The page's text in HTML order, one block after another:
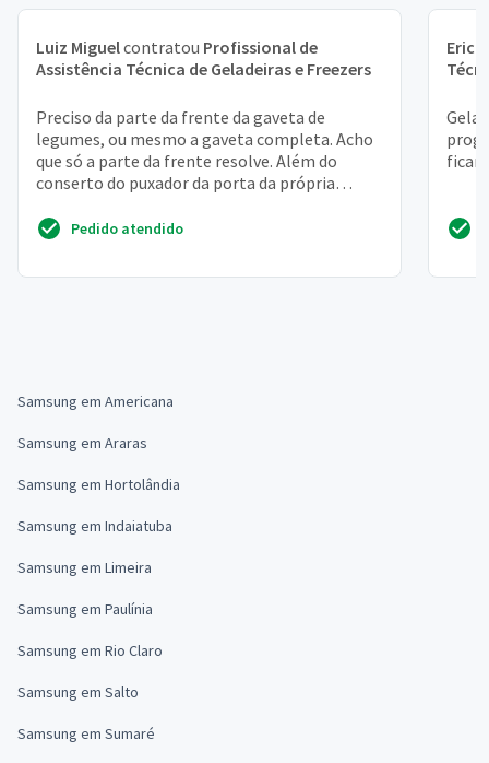
Luiz Miguelcontratou Profissional de
Assistência Técnica de Geladeiras e Freezers
Preciso da parte da frente da gaveta de
legumes, ou mesmo a gaveta completa. Acho
que só a parte da frente resolve. Além do
conserto do puxador da porta da própria
Pedido atendido
Erick
Samsung em Americana
Samsung em Araras
Samsung em Hortolândia
Samsung em Indaiatuba
Samsung em Limeira
Samsung em Paulínia
Samsung em Rio Claro
Samsung em Salto
Samsung em Sumaré